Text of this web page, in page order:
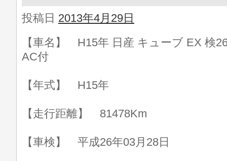
投稿日 2013年4月29日
【車名】 H15年 日産 キューブ EX 検
AC付
【年式】 H15年
【走行距離】 81478Km
【車検】 平成26年03月28日